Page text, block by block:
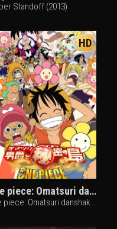
Standoff (2013)
HD
One piece: Omatsuri danshaku to himitsu no shima
One piece: Omatsuri danshaku to himitsu no shima (2005)